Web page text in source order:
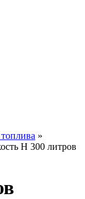
»
H 300 литров